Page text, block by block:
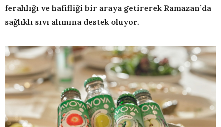
ferahlığı ve hafifliği bir araya getirerek Ramazan’da
sağlıklı sıvı alımına destek oluyor.